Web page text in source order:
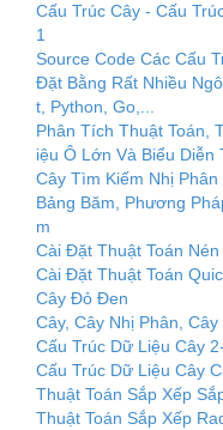
Cấu Trúc Cây - Cấu
1
Source Code Các Cấu
Đặt Bằng Rất Nhiều
t, Python, Go,...
Phân Tích Thuật Toán,
iệu Ô Lớn Và Biểu Diễn
Cây Tìm Kiếm Nhị Phân
Bảng Băm, Phương
m
Cài Đặt Thuật Toán
Cài Đặt Thuật Toán
Cây Đỏ Đen
Cây, Cây Nhị Phân,
Cấu Trúc Dữ Liệu Cây
Cấu Trúc Dữ Liệu Cây
Thuật Toán Sắp Xếp
Thuật Toán Sắp Xếp